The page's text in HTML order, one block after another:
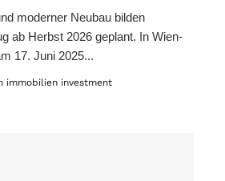
moderner Neubau bilden
ab Herbst 2026 geplant. In Wien-
17. Juni 2025...
immobilien investment